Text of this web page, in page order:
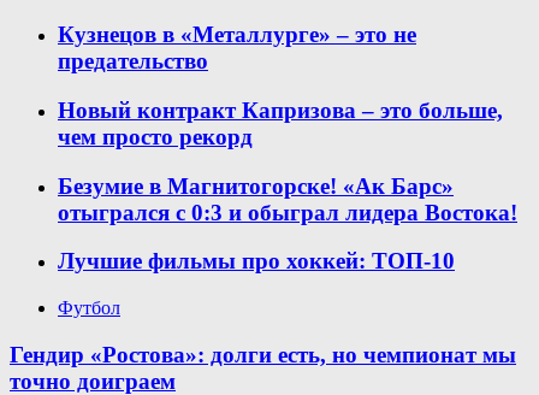
Кузнецов в «Металлурге» – это не
предательство
Новый контракт Капризова – это больше,
чем просто рекорд
Безумие в Магнитогорске! «Ак Барс»
отыгрался с 0:3 и обыграл лидера Востока!
Лучшие фильмы про хоккей: ТОП-10
Футбол
Гендир «Ростова»: долги есть, но чемпионат мы
точно доиграем